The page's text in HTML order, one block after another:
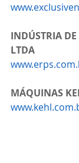
INDÚSTRIA
LTDA
MÁQUINAS